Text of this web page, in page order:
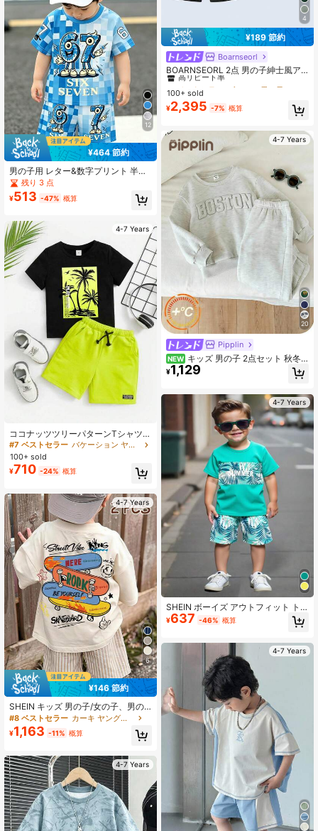
12
¥464 節約
男の子用 レター&数字プリント 半袖
Tシャツとショーツ カジュアル デイ
リーセット
残り 3 点
¥513 -47% 概算
4-7 Years
ココナッツツリーパターンTシャツと
ドローストリング付きショーツのカ
ジュアルアウトフィット 2点セット
#7 ベストセラー
バケーション ヤングボーイズセット
100+ sold
¥710 -24% 概算
4-7 Years
6
¥146 節約
SHEIN キッズ 男の子/女の子、男の
子ユニセックス 2点セット 春/夏 カジ
ュアルファッション柄Tシャツとスト
ライプショーツ、男の子夏服、アウ
テージ
#8 ベストセラー カーキ ヤングボーイズセット
¥1,163 -11% 概算
4-7 Years
4
¥189 節約
Boarnseorl
BOARNSEORL 2点 男の子紳士風ア
ウトフィット:半袖カラーシャツにリ
ボンタイ、カーキショーツにサスペ
ンダー付き、お洒落でスマートな、
誕生日会、結婚式、リングベアラー
#1 ベストセラー
高リピート率
#1 ベストセラー
高リピート率
#1 ベストセラー
高リピート率
#1 ベストセラー
100+ sold
¥2,395 -7% 概算
4-7 Years
20
Pipplin
NEW キッズ 男の子 2点セット 秋冬
カジュアルファッション 3Dレター柄
スウェットセット 幼児服 ストリート
¥1,129
4-7 Years
SHEIN ボーイズ アウトフィット ト
ロピカル柄 レタープリント 半袖 Tシ
ャツ ショートパンツ セット
¥637 -46% 概算
4-7 Years